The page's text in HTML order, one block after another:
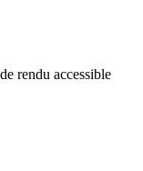
rendu accessible